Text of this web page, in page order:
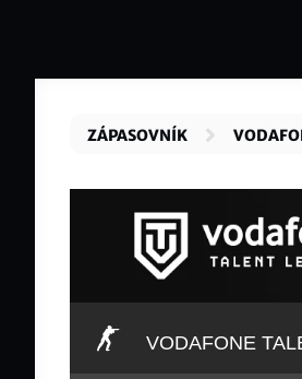
ZÁPASOVNÍK
VODAFONE